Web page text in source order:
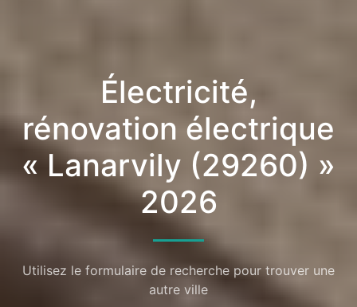
Électricité,
rénovation électrique
« Lanarvily (29260) »
2026
Utilisez le formulaire de recherche pour trouver une
autre ville